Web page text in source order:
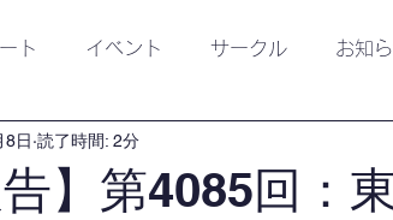
ト イベント サークル お知
告】第4085回：
8日 読了時間: 2分